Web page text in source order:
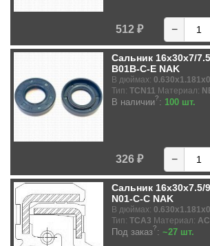
512 ₽ −
Сальник 16x30x7/
B01B-C-E NAK
В дюймах:
Тип: TCN11 Материал:
В наличии?: 100 шт.
326 ₽ −
Сальник 16x30x7.5/
N01-C-C NAK
В дюймах:
Тип: TCA3 Материал:
Под заказ?: ~27 шт.